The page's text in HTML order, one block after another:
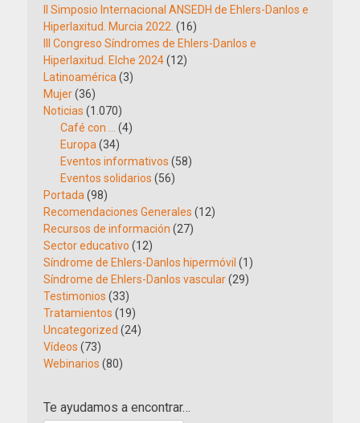
II Simposio Internacional ANSEDH de Ehlers-Danlos e
Hiperlaxitud. Murcia 2022. (16)
III Congreso Síndromes de Ehlers-Danlos e
Hiperlaxitud. Elche 2024(12)
Latinoamérica (3)
Mujer(36)
Noticias (1.070)
Café con …
(4)
Europa (34)
Eventos informativos (58)
Eventos solidarios (56)
Portada (98)
Recomendaciones Generales (12)
Recursos de información (27)
Sector educativo (12)
Síndrome de Ehlers-Danlos hipermóvil (1)
Síndrome de Ehlers-Danlos vascular(29)
Testimonios (33)
Tratamientos (19)
Uncategorized (24)
Vídeos (73)
Webinarios (80)
Te ayudamos a encontrar…